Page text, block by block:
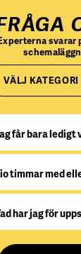
svarar
VÄLJ KATEGORI
får bara ledigt
timmar med
har jag för